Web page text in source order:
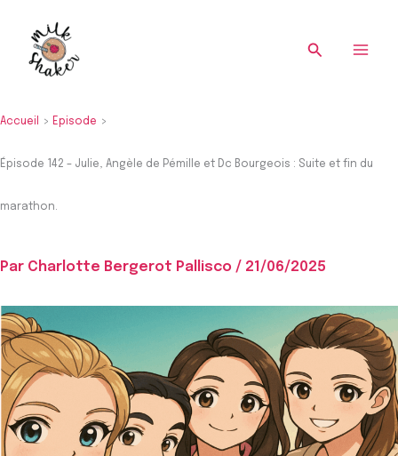
contenu
Accueil Episode
Épisode 142 – Julie, Angèle de Pémille et Dc Bourgeois : Suite et fin du
marathon.
Par Charlotte Bergerot Pallisco / 21/06/2025